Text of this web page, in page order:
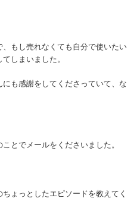
もし売れなくても自分で使いたい
しまいました。
も感謝をしてくださっていて、な
とでメールをくださいました。
ょっとしたエピソードを教えてく